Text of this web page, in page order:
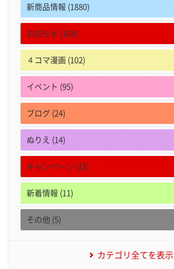
新商品情報 (1880)
お知らせ (168)
４コマ漫画 (102)
イベント (95)
ブログ (24)
ぬりえ (14)
キャンペーン (13)
新着情報 (11)
その他 (5)
カテゴリ全てを表示